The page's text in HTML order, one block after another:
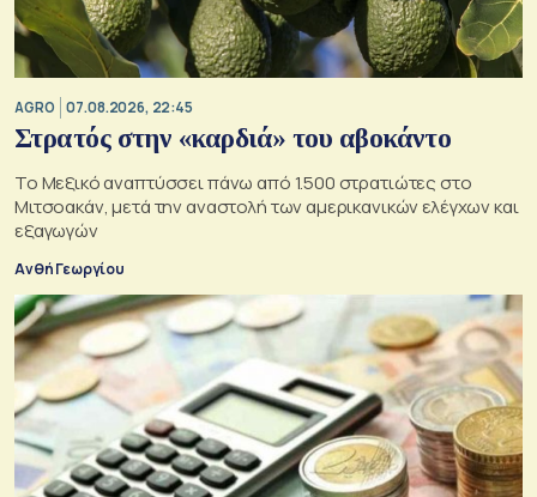
AGRO 07.08.2026, 22:45
Στρατός στην «καρδιά» του αβοκάντο
Το Μεξικό αναπτύσσει πάνω από 1.500 στρατιώτες στο
Μιτσοακάν, μετά την αναστολή των αμερικανικών ελέγχων και
εξαγωγών
Ανθή Γεωργίου